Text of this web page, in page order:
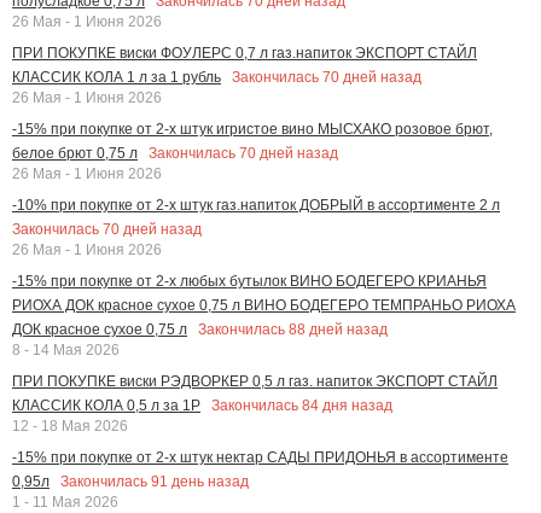
26 Мая - 1 Июня 2026
ПРИ ПОКУПКЕ виски ФОУЛЕРС 0,7 л газ.напиток ЭКСПОРТ СТАЙЛ
КЛАССИК КОЛА 1 л за 1 рубль
Закончилась 70 дней назад
26 Мая - 1 Июня 2026
-15% при покупке от 2-х штук игристое вино МЫСХАКО розовое брют,
белое брют 0,75 л
Закончилась 70 дней назад
26 Мая - 1 Июня 2026
-10% при покупке от 2-х штук газ.напиток ДОБРЫЙ в ассортименте 2 л
Закончилась 70 дней назад
26 Мая - 1 Июня 2026
-15% при покупке от 2-х любых бутылок ВИНО БОДЕГЕРО КРИАНЬЯ
РИОХА ДОК красное сухое 0,75 л ВИНО БОДЕГЕРО ТЕМПРАНЬО РИОХА
ДОК красное сухое 0,75 л
Закончилась 88 дней назад
8 - 14 Мая 2026
ПРИ ПОКУПКЕ виски РЭДВОРКЕР 0,5 л газ. напиток ЭКСПОРТ СТАЙЛ
КЛАССИК КОЛА 0,5 л за 1Р
Закончилась 84 дня назад
12 - 18 Мая 2026
-15% при покупке от 2-х штук нектар САДЫ ПРИДОНЬЯ в ассортименте
0,95л
Закончилась 91 день назад
1 - 11 Мая 2026